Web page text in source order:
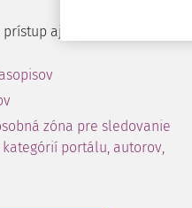
aj k vybranému obsahu:
zóna pre sledovanie
portálu, autorov,